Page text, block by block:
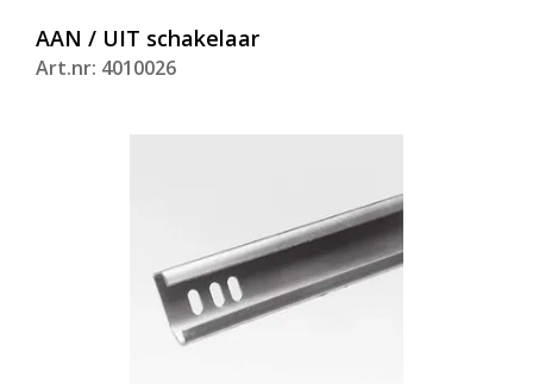
AAN / UIT schakelaar
Art.nr: 4010026